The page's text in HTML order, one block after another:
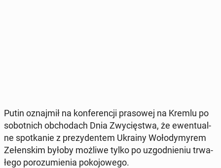
Putin oznaj­mił na kon­fe­ren­cji pra­so­wej na Kremlu po
so­bot­nich ob­cho­dach Dnia Zwy­cię­stwa, że ewen­tu­al­
ne spo­tka­nie z pre­zy­den­tem Ukrainy Wo­ło­dy­my­rem
Ze­łen­skim byłoby możliwe tylko po uzgod­nie­niu trwa­
łe­go po­ro­zu­mie­nia po­ko­jo­we­go.